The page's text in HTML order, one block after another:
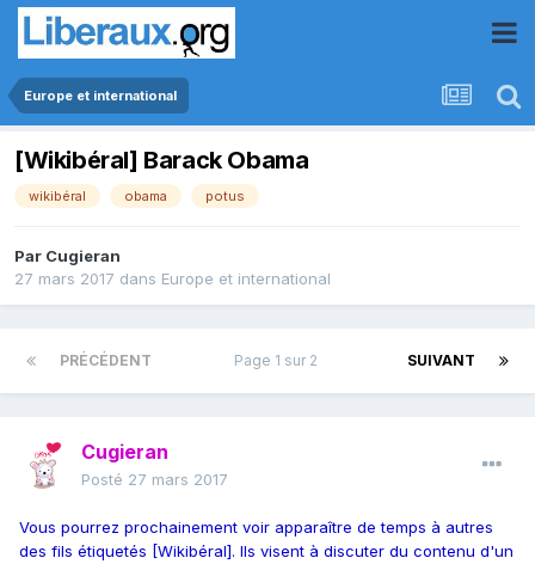
Europe et international
[Wikibéral] Barack Obama
wikibéral obama potus
Par Cugieran
27 mars 2017 dans Europe et international
PRÉCÉDENT SUIVANT
Page 1 sur 2
Cugieran
Posté 27 mars 2017
Vous pourrez prochainement voir apparaître de temps à autres
des fils étiquetés [Wikibéral]. Ils visent à discuter du contenu d'un